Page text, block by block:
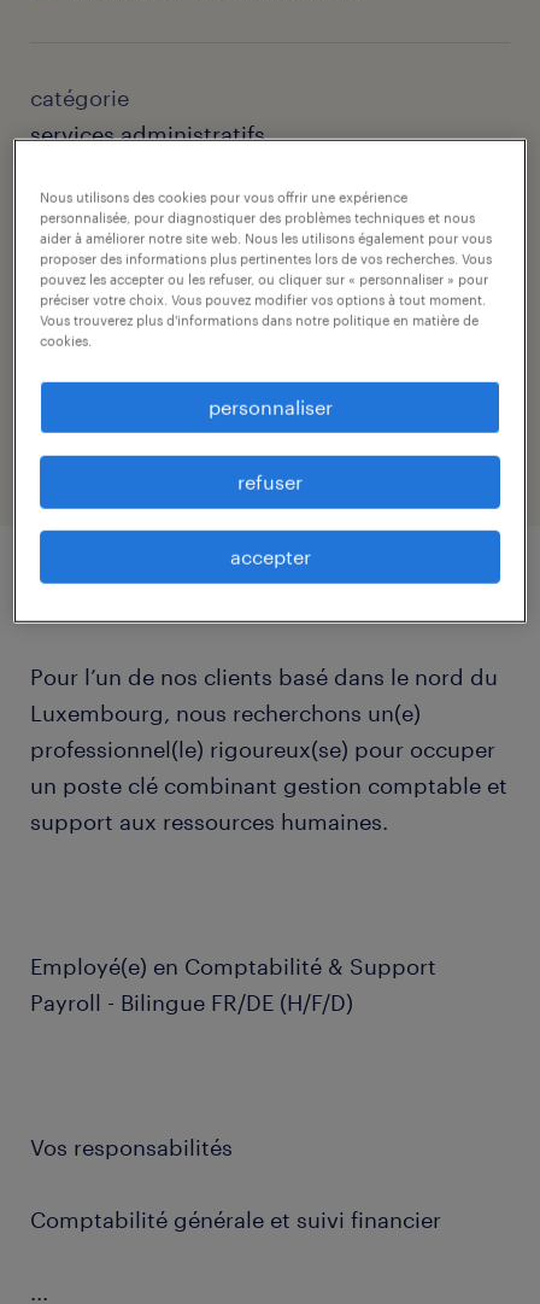
catégorie
services administratifs
contact
nandry schmit, randstad luxembourg
courriel du contact
office@randstad.lu
référence
25465
Pour l’un de nos clients basé dans le nord du
Luxembourg, nous recherchons un(e)
professionnel(le) rigoureux(se) pour occuper
un poste clé combinant gestion comptable et
support aux ressources humaines.
Employé(e) en Comptabilité & Support
Payroll - Bilingue FR/DE (H/F/D)
Vos responsabilités
Comptabilité générale et suivi financier
...
Nous utilisons des cookies pour vous offrir une expérience
personnalisée, pour diagnostiquer des problèmes techniques et nous
aider à améliorer notre site web. Nous les utilisons également pour vous
proposer des informations plus pertinentes lors de vos recherches. Vous
pouvez les accepter ou les refuser, ou cliquer sur « personnaliser » pour
préciser votre choix. Vous pouvez modifier vos options à tout moment.
Vous trouverez plus d'informations dans notre politique en matière de
cookies.
personnaliser
refuser
accepter